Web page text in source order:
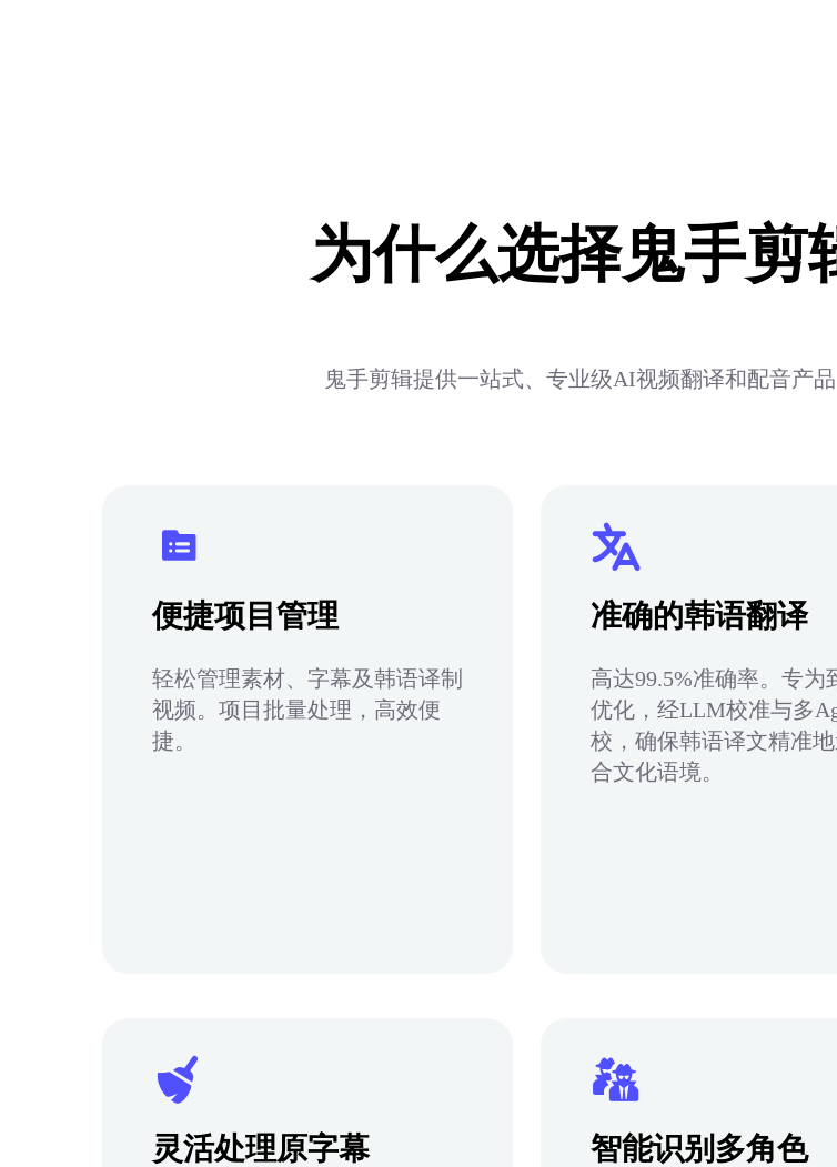
为什么选择鬼手剪
鬼手剪辑提供一站式、专业级AI视频翻译和配音产
便捷项目管理
轻松管理素材、字幕及韩语译制
视频。项目批量处理，高效便
捷。
准确的韩语翻译
高达99.5%准确率。专为
优化，经LLM校准与多
校，确保韩语译文精准
合文化语境。
灵活处理原字幕 智能识别多角色